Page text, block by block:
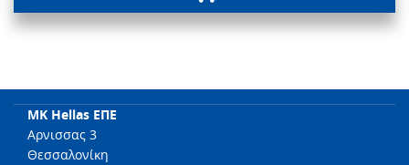
MK Hellas ΕΠΕ
Αρνισσας 3
Θεσσαλονίκη